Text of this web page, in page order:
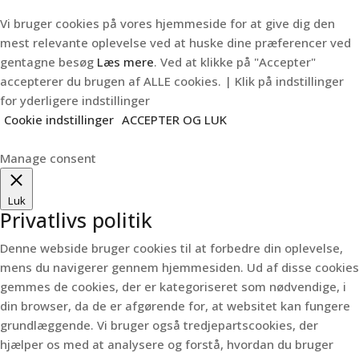
Vi bruger cookies på vores hjemmeside for at give dig den
mest relevante oplevelse ved at huske dine præferencer ved
gentagne besøg Læs mere. Ved at klikke på "Accepter"
accepterer du brugen af ALLE cookies. | Klik på indstillinger
for yderligere indstillinger
Cookie indstillinger ACCEPTER OG LUK
Manage consent
Luk
Privatlivs politik
Denne webside bruger cookies til at forbedre din oplevelse,
mens du navigerer gennem hjemmesiden. Ud af disse cookies
gemmes de cookies, der er kategoriseret som nødvendige, i
din browser, da de er afgørende for, at websitet kan fungere
grundlæggende. Vi bruger også tredjepartscookies, der
hjælper os med at analysere og forstå, hvordan du bruger